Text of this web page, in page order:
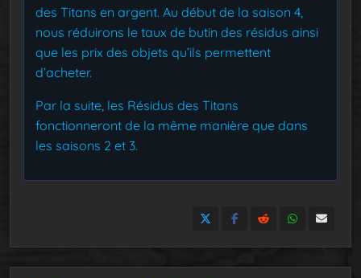
des Titans en argent. Au début de la saison 4,
nous réduirons le taux de butin des résidus ainsi
que les prix des objets qu’ils permettent
d’acheter.
Par la suite, les Résidus des Titans
fonctionneront de la même manière que dans
les saisons 2 et 3.